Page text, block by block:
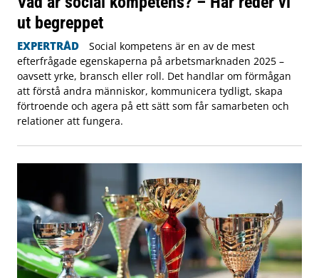
ut begreppet
EXPERTRÅD
Social kompetens är en av de mest
efterfrågade egenskaperna på arbetsmarknaden 2025 –
oavsett yrke, bransch eller roll. Det handlar om förmågan
att förstå andra människor, kommunicera tydligt, skapa
förtroende och agera på ett sätt som får samarbeten och
relationer att fungera.